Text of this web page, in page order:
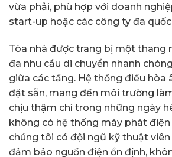
vừa phải, phù hợp với doanh
start-up hoặc các công ty đa
Tòa nhà được trang bị một thang
đa nhu cầu di chuyển nhanh
giữa các tầng. Hệ thống điều hòa
đặt sẵn, mang đến môi trường
chịu thậm chí trong những ngày
không có hệ thống máy phát
chúng tôi có đội ngũ kỹ thuật viên
đảm bảo nguồn điện ổn định,